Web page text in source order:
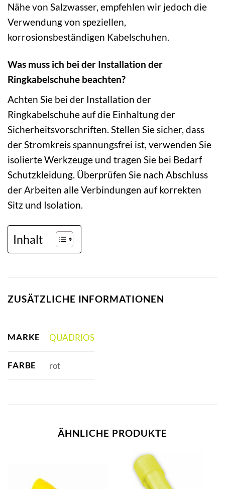
Nähe von Salzwasser, empfehlen wir jedoch die
Verwendung von speziellen,
korrosionsbeständigen Kabelschuhen.
Was muss ich bei der Installation der
Ringkabelschuhe beachten?
Achten Sie bei der Installation der
Ringkabelschuhe auf die Einhaltung der
Sicherheitsvorschriften. Stellen Sie sicher, dass
der Stromkreis spannungsfrei ist, verwenden Sie
isolierte Werkzeuge und tragen Sie bei Bedarf
Schutzkleidung. Überprüfen Sie nach Abschluss
der Arbeiten alle Verbindungen auf korrekten
Sitz und Isolation.
Inhalt
ZUSÄTZLICHE INFORMATIONEN
MARKE QUADRIOS
FARBE rot
ÄHNLICHE PRODUKTE